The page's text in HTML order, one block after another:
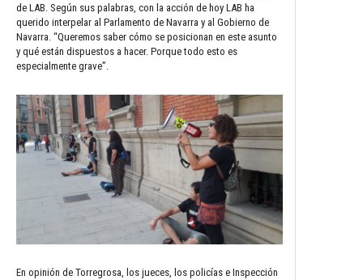
de LAB. Según sus palabras, con la acción de hoy LAB ha
querido interpelar al Parlamento de Navarra y al Gobierno de
Navarra. “Queremos saber cómo se posicionan en este asunto
y qué están dispuestos a hacer. Porque todo esto es
especialmente grave”.
En opinión de Torregrosa, los jueces, los policías e Inspección